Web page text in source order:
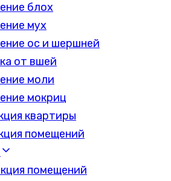
блох
мух
ос и шершней
от вшей
моли
мокриц
квартиры
помещений
помещений